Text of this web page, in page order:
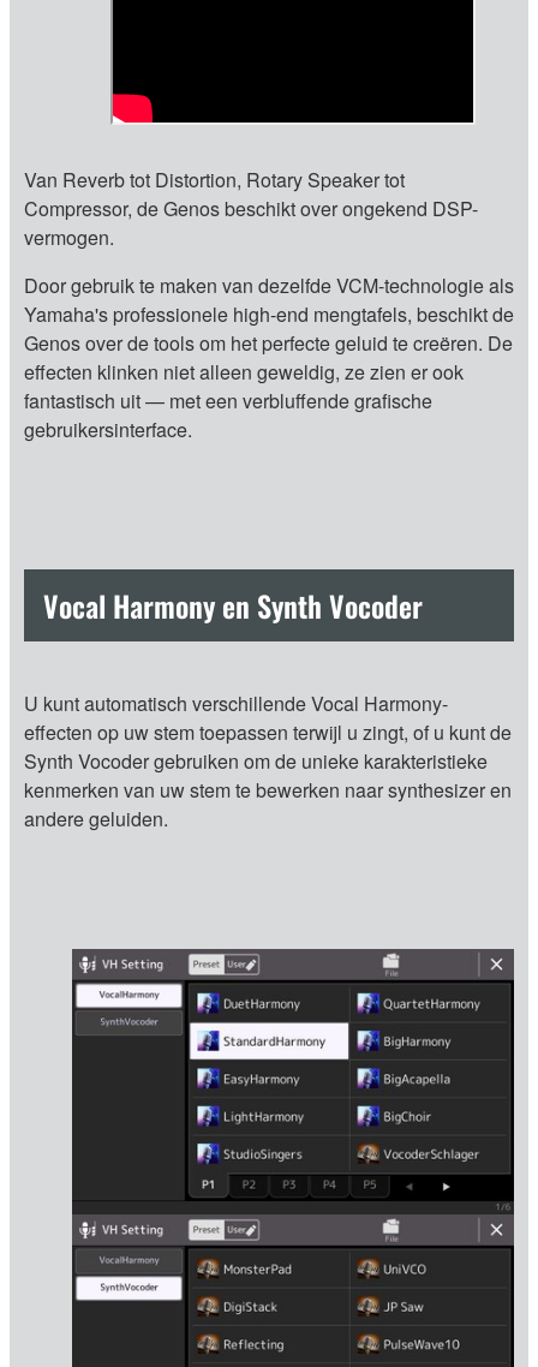
Van Reverb tot Distortion, Rotary Speaker tot
Compressor, de Genos beschikt over ongekend DSP-
vermogen.
Door gebruik te maken van dezelfde VCM-technologie als
Yamaha's professionele high-end mengtafels, beschikt de
Genos over de tools om het perfecte geluid te creëren. De
effecten klinken niet alleen geweldig, ze zien er ook
fantastisch uit — met een verbluffende grafische
gebruikersinterface.
Vocal Harmony en Synth Vocoder
U kunt automatisch verschillende Vocal Harmony-
effecten op uw stem toepassen terwijl u zingt, of u kunt de
Synth Vocoder gebruiken om de unieke karakteristieke
kenmerken van uw stem te bewerken naar synthesizer en
andere geluiden.